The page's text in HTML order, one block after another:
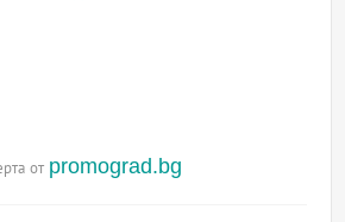
от promograd.bg